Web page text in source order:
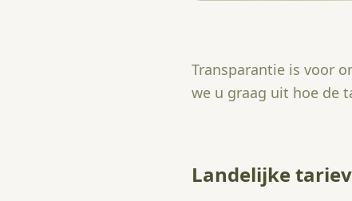
Transparantie is voor
we u graag uit hoe de
Landelijke